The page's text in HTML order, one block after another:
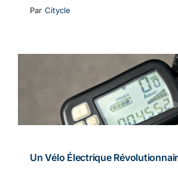
Par Citycle
Un Vélo Électrique